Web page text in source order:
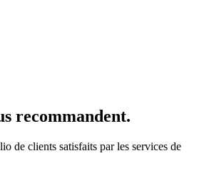
recommandent.
de clients satisfaits par les services de